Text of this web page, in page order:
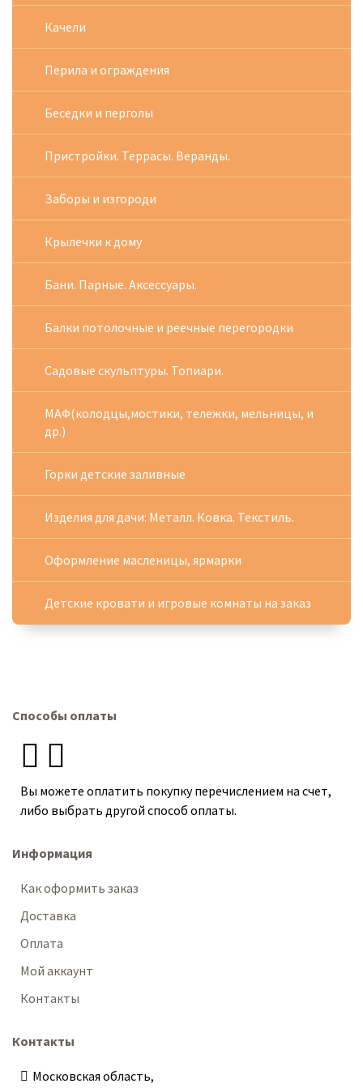
Качели
Перила и ограждения
Беседки и перголы
Пристройки. Террасы. Веранды.
Заборы и изгороди
Крылечки к дому
Бани. Парные. Аксессуары.
Балки потолочные и реечные перегородки
Садовые скульптуры. Топиари.
МАФ(колодцы,мостики, тележки, мельницы, и
др.)
Горки детские заливные
Изделия для дачи: Металл. Ковка. Текстиль.
Оформление масленицы, ярмарки
Детские кровати и игровые комнаты на заказ
Способы оплаты
Вы можете оплатить покупку перечислением на счет,
либо выбрать другой способ оплаты.
Информация
Как оформить заказ
Доставка
Оплата
Мой аккаунт
Контакты
Контакты
Московская область,